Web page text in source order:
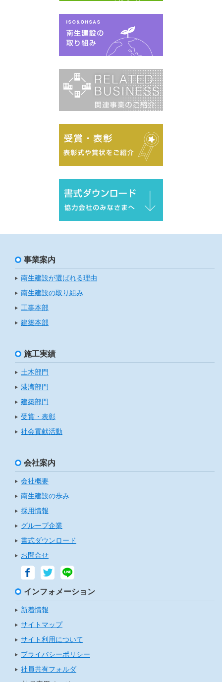
事業案内
南生建設が選ばれる理由
南生建設の取り組み
工事本部
建築本部
施工実績
土木部門
港湾部門
建築部門
受賞・表彰
社会貢献活動
会社案内
会社概要
南生建設の歩み
採用情報
グループ企業
書式ダウンロード
お問合せ
インフォメーション
新着情報
サイトマップ
サイト利用について
プライバシーポリシー
社員共有フォルダ